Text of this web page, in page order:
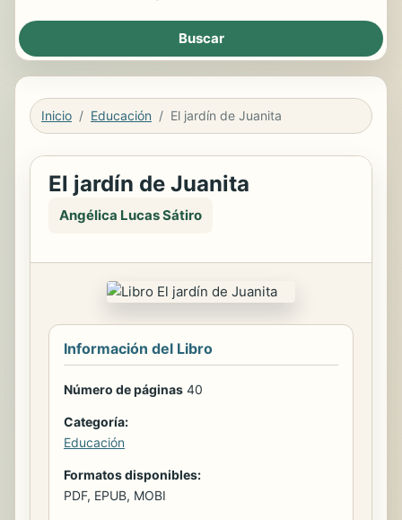
Inicio Educación El jardín de Juanita
El jardín de Juanita
Angélica Lucas Sátiro
Información del Libro
Número de páginas 40
Categoría:
Educación
Formatos disponibles:
PDF, EPUB, MOBI